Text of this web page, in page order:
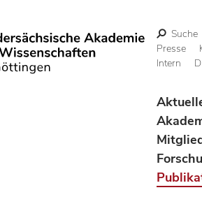
Suche
Presse
Intern